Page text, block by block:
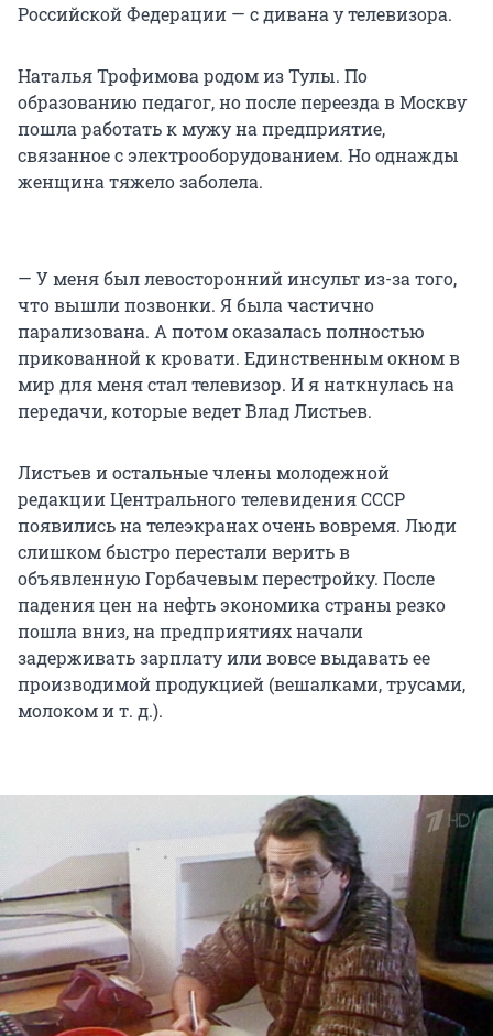
Российской Федерации — с дивана у телевизора.
Наталья Трофимова родом из Тулы. По
образованию педагог, но после переезда в Москву
пошла работать к мужу на предприятие,
связанное с электрооборудованием. Но однажды
женщина тяжело заболела.
— У меня был левосторонний инсульт из-за того,
что вышли позвонки. Я была частично
парализована. А потом оказалась полностью
прикованной к кровати. Единственным окном в
мир для меня стал телевизор. И я наткнулась на
передачи, которые ведет Влад Листьев.
Листьев и остальные члены молодежной
редакции Центрального телевидения СССР
появились на телеэкранах очень вовремя. Люди
слишком быстро перестали верить в
объявленную Горбачевым перестройку. После
падения цен на нефть экономика страны резко
пошла вниз, на предприятиях начали
задерживать зарплату или вовсе выдавать ее
производимой продукцией (вешалками, трусами,
молоком и т. д.).